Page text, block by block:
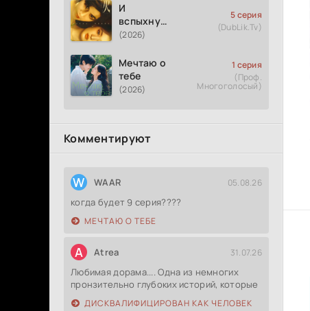
И
вспыхнуло
пламя
(2026)
5 серия
(DubLik.Tv)
Мечтаю о
тебе
(2026)
1 серия
(Проф.
Многоголосый)
Комментируют
W WAAR 05.08.26
когда будет 9 серия????
МЕЧТАЮ О ТЕБЕ
A Atrea 31.07.26
Любимая дорама.... Одна из немногих
пронзительно глубоких историй, которые
ДИСКВАЛИФИЦИРОВАН КАК ЧЕЛОВЕК